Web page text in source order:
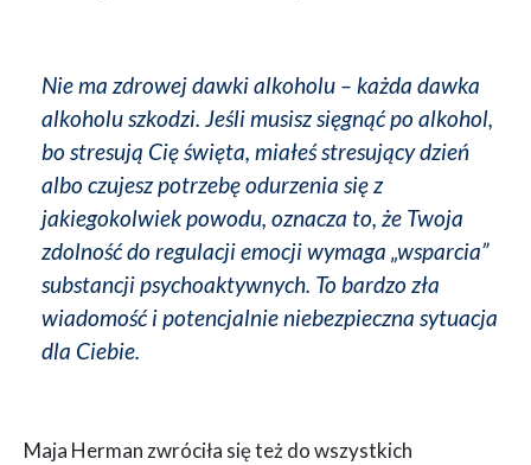
Nie ma zdrowej dawki alkoholu – każda dawka
alkoholu szkodzi. Jeśli musisz sięgnąć po alkohol,
bo stresują Cię święta, miałeś stresujący dzień
albo czujesz potrzebę odurzenia się z
jakiegokolwiek powodu, oznacza to, że Twoja
zdolność do regulacji emocji wymaga „wsparcia”
substancji psychoaktywnych. To bardzo zła
wiadomość i potencjalnie niebezpieczna sytuacja
dla Ciebie.
Maja Herman zwróciła się też do wszystkich